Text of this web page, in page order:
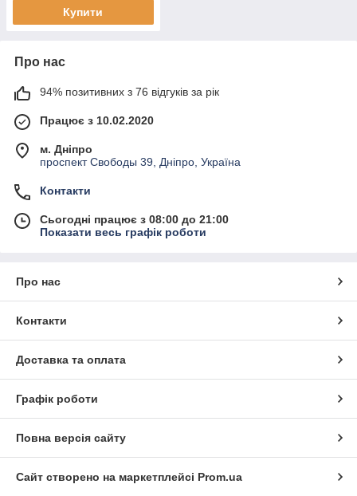
Купити
Про нас
94% позитивних з 76 відгуків за рік
Працює з 10.02.2020
м. Дніпро
проспект Свободы 39, Дніпро, Україна
Контакти
Сьогодні працює з 08:00 до 21:00
Показати весь графік роботи
Про нас
Контакти
Доставка та оплата
Графік роботи
Повна версія сайту
Сайт створено на маркетплейсі Prom.ua